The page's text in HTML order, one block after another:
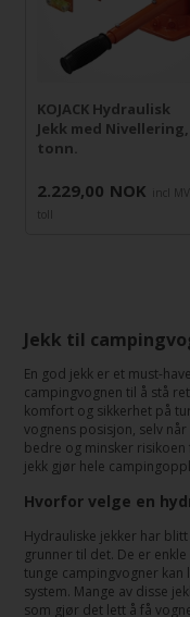
KOJACK Hydraulisk
Jekk med Nivellering,
tonn.
2.229,00 NOK
incl
toll
Jekk til
En god jekk er et must-
campingvognen til å stå
komfort og sikkerhet på
vognens posisjon, selv
bedre og minsker
jekk gjør hele
Hvorfor velge en
Hydrauliske jekker har
grunner til det. De er
tunge campingvogner
system. Mange av disse
som gjør det lett å få